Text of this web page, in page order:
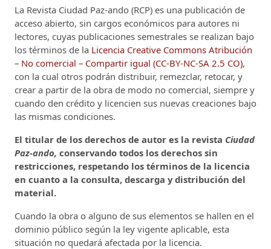
La Revista Ciudad Paz-ando (RCP) es una publicación de
acceso abierto, sin cargos económicos para autores ni
lectores, cuyas publicaciones semestrales se realizan bajo
los términos de la Licencia Creative Commons Atribución
– No comercial – Compartir igual (CC-BY-NC-SA 2.5 CO),
con la cual otros podrán distribuir, remezclar, retocar, y
crear a partir de la obra de modo no comercial, siempre y
cuando den crédito y licencien sus nuevas creaciones bajo
las mismas condiciones.
El titular de los derechos de autor es la revista Ciudad
Paz-ando, conservando todos los derechos sin
restricciones, respetando los términos de la licencia
en cuanto a la consulta, descarga y distribución del
material.
Cuando la obra o alguno de sus elementos se hallen en el
dominio público según la ley vigente aplicable, esta
situación no quedará afectada por la licencia.